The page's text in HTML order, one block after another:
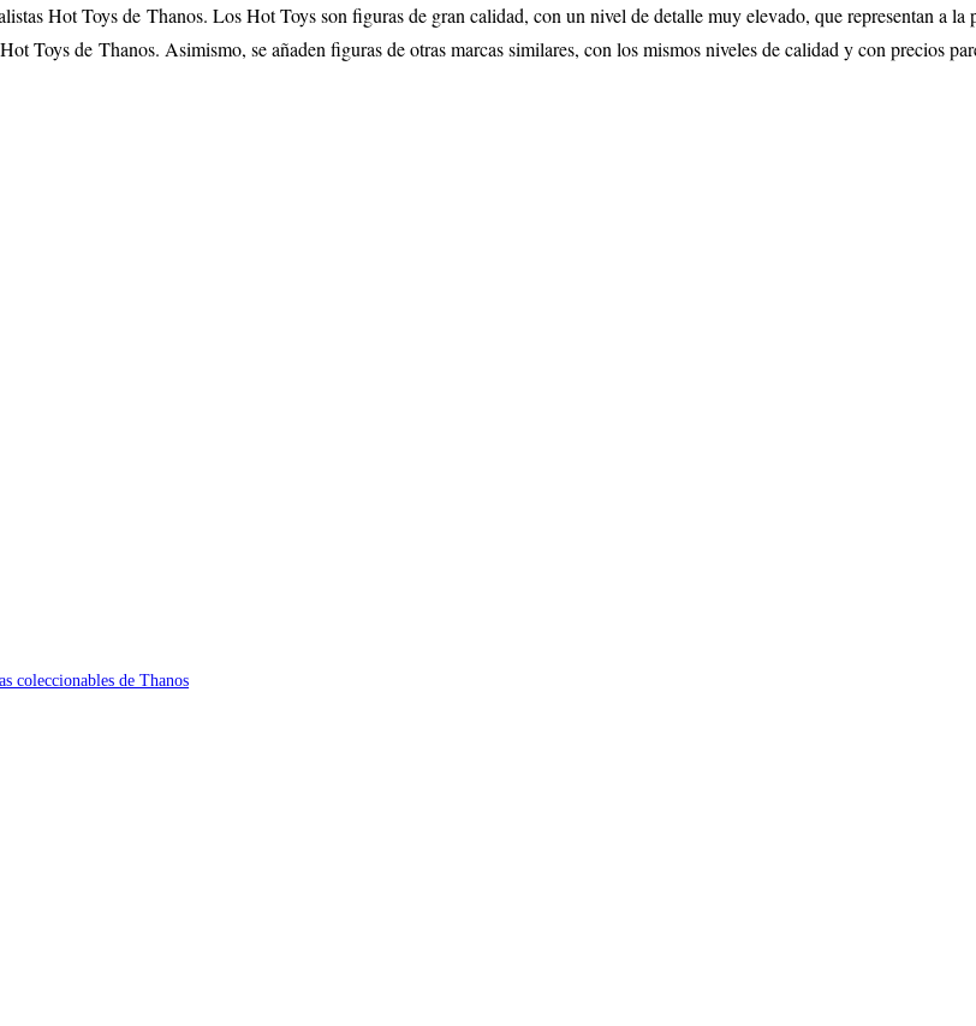
Hot Toys de Thanos. Los Hot Toys son figuras de gran calidad, con un nivel de detalle muy elevado, que representan a
Toys de Thanos. Asimismo, se añaden figuras de otras marcas similares, con los mismos niveles de calidad y con precios